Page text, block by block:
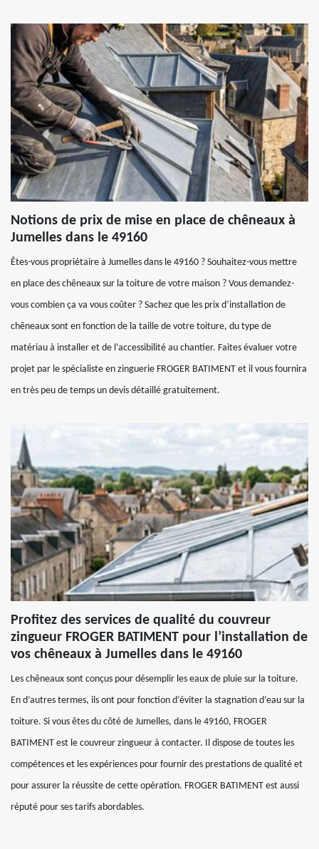
Notions de prix de mise en place de chêneaux à
Jumelles dans le 49160
Êtes-vous propriétaire à Jumelles dans le 49160 ? Souhaitez-vous mettre
en place des chêneaux sur la toiture de votre maison ? Vous demandez-
vous combien ça va vous coûter ? Sachez que les prix d’installation de
chêneaux sont en fonction de la taille de votre toiture, du type de
matériau à installer et de l’accessibilité au chantier. Faites évaluer votre
projet par le spécialiste en zinguerie FROGER BATIMENT et il vous fournira
en très peu de temps un devis détaillé gratuitement.
Profitez des services de qualité du couvreur
zingueur FROGER BATIMENT pour l’installation de
vos chêneaux à Jumelles dans le 49160
Les chêneaux sont conçus pour désemplir les eaux de pluie sur la toiture.
En d’autres termes, ils ont pour fonction d’éviter la stagnation d’eau sur la
toiture. Si vous êtes du côté de Jumelles, dans le 49160, FROGER
BATIMENT est le couvreur zingueur à contacter. Il dispose de toutes les
compétences et les expériences pour fournir des prestations de qualité et
pour assurer la réussite de cette opération. FROGER BATIMENT est aussi
réputé pour ses tarifs abordables.